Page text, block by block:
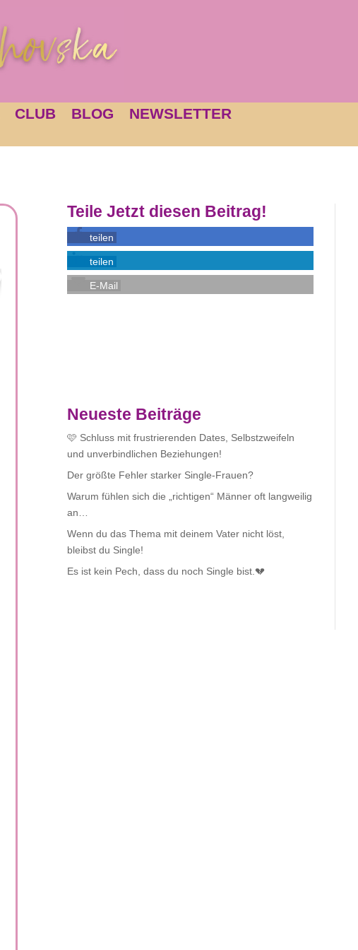
CLUB BLOG
NEWSLETTER
Teile Jetzt diesen Beitrag!
teilen
teilen
E-Mail
Neueste Beiträge
🩷 Schluss mit frustrierenden Dates, Selbstzweifeln
und unverbindlichen Beziehungen!
Der größte Fehler starker Single-Frauen?
Warum fühlen sich die „richtigen“ Männer oft langweilig
an…
Wenn du das Thema mit deinem Vater nicht löst,
bleibst du Single!
Es ist kein Pech, dass du noch Single bist.💔